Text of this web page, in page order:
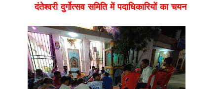
दंतेश्वरी दुर्गोत्सव समिति में पदाधिकारियों का चयन